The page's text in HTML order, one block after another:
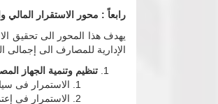
رابعاً : محور الاستقرار المالي
يهدف هذا المحور الى تحقيق
الإدارية للمصارف الى إجمالى
تنظيم وتنمية الجهاز
الاستمرار فى
الاستمرار فى